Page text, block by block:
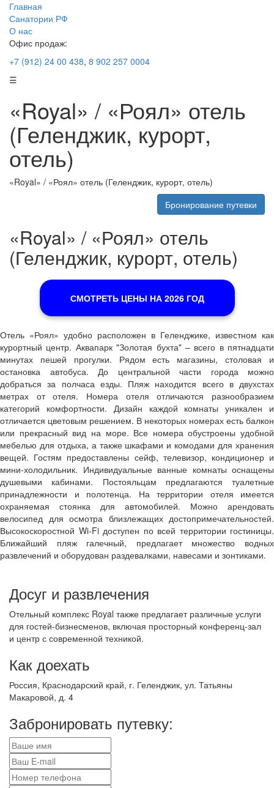
Главная
Санатории РФ
О нас
Офис продаж:
+7 (912) 24 00 438, 8 902 257 0004
☰
«Royal» / «Роял» отель
(Геленджик, курорт,
отель)
«Royal» / «Роял» отель (Геленджик, курорт, отель)
Бронирование путевки
«Royal» / «Роял» отель
(Геленджик, курорт, отель)
СМОТРЕТЬ ЦЕНЫ НА 2026 ГОД
Отель «Роял» удобно расположен в Геленджике, известном как
курортный центр. Аквапарк "Золотая бухта" – всего в пятнадцати
минутах пешей прогулки. Рядом есть магазины, столовая и
остановка автобуса. До центральной части города можно
добраться за полчаса езды. Пляж находится всего в двухстах
метрах от отеля. Номера отеля отличаются разнообразием
категорий комфортности. Дизайн каждой комнаты уникален и
отличается цветовым решением. В некоторых номерах есть балкон
или прекрасный вид на море. Все номера обустроены удобной
мебелью для отдыха, а также шкафами и комодами для хранения
вещей. Гостям предоставлены сейф, телевизор, кондиционер и
мини-холодильник. Индивидуальные ванные комнаты оснащены
душевыми кабинами. Постояльцам предлагаются туалетные
принадлежности и полотенца. На территории отеля имеется
охраняемая стоянка для автомобилей. Можно арендовать
велосипед для осмотра близлежащих достопримечательностей.
Высокоскоростной Wi-Fi доступен по всей территории гостиницы.
Ближайший пляж галечный, предлагает множество водных
развлечений и оборудован раздевалками, навесами и зонтиками.
Досуг и развлечения
Отельный комплекс Royal также предлагает различные услуги
для гостей-бизнесменов, включая просторный конференц-зал
и центр с современной техникой.
Как доехать
Россия, Краснодарский край, г. Геленджик, ул. Татьяны
Макаровой, д. 4
Забронировать путевку: